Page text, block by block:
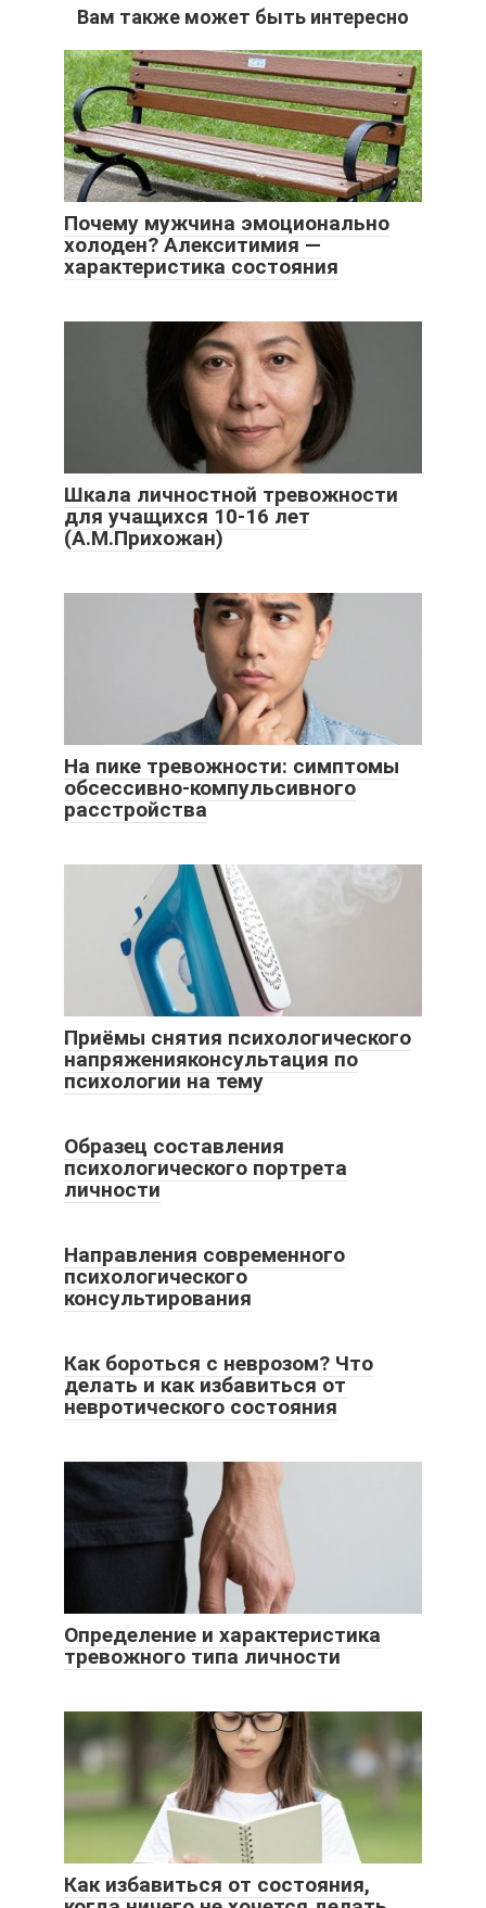
Вам также может быть интересно
Почему мужчина эмоционально
холоден? Алекситимия —
характеристика состояния
Шкала личностной тревожности
для учащихся 10-16 лет
(А.М.Прихожан)
На пике тревожности: симптомы
обсессивно-компульсивного
расстройства
Приёмы снятия психологического
напряженияконсультация по
психологии на тему
Образец составления
психологического портрета
личности
Направления современного
психологического
консультирования
Как бороться с неврозом? Что
делать и как избавиться от
невротического состояния
Определение и характеристика
тревожного типа личности
Как избавиться от состояния,